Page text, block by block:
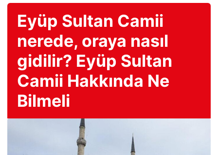
Eyüp Sultan Camii
nerede, oraya nasıl
gidilir? Eyüp Sultan
Camii Hakkında Ne
Bilmeli